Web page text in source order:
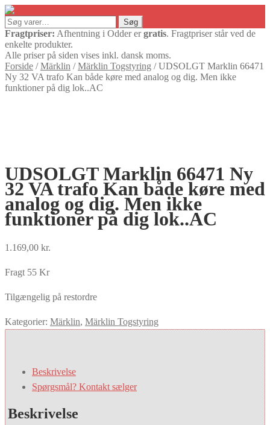
Søg
efter:
Søg
Fragtpriser: Afhentning i Odder ergratis. Fragtpriser står ved de
enkelte produkter.
Alle priser på siden vises inkl. dansk moms.
Forside /Märklin /Märklin Togstyring /UDSOLGT Marklin 66471
Ny 32 VA trafo Kan både køre med analog og dig. Men ikke
funktioner på dig lok..AC
UDSOLGT Marklin 66471 Ny
32 VA trafo Kan både køre med
analog og dig. Men ikke
funktioner på dig lok..AC
1.169,00 kr.
Fragt 55 Kr
Tilgængelig på restordre
Kategorier: Märklin, Märklin Togstyring
Beskrivelse
Spørgsmål? Kontakt sælger
Beskrivelse